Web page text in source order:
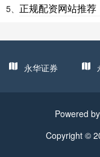
5、 正规配资网站推荐
永华证券
Powered by
Copyright ©